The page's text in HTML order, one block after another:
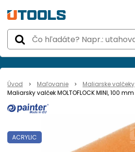
Úvod Maľovanie Maliarske valčeky
Maliarsky valček MOLTOFLOCK MINI, 100 mm
ACRYLIC